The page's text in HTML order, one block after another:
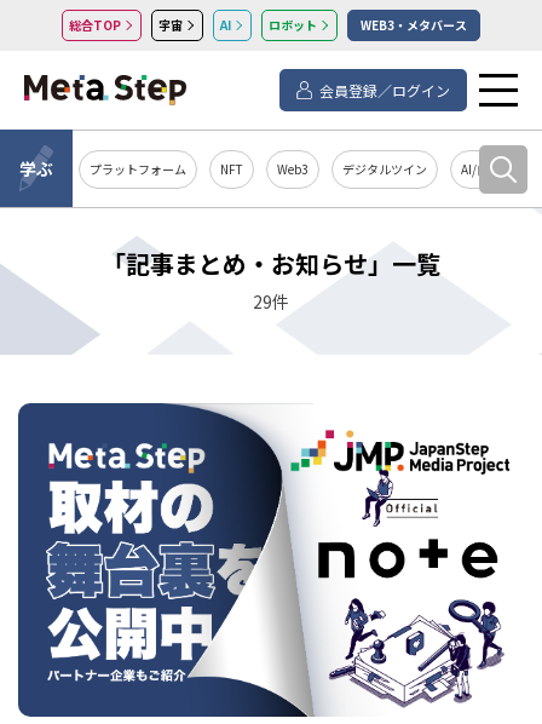
総合TOP 宇宙 AI ロボット WEB3・メタバース
会員登録／ログイン
学ぶ プラットフォーム NFT Web3 デジタルツイン AI/自然言語処
「記事まとめ・お知らせ」一覧
29件